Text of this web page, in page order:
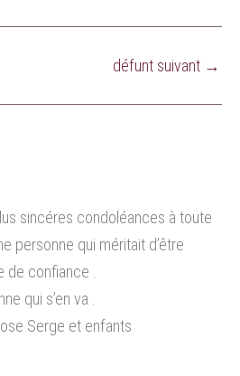
défunt suivant →
sincéres condoléances à toute
personne qui méritait d’être
confiance .
qui s’en va .
Serge et enfants